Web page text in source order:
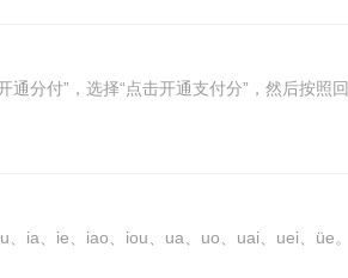
分付”，选择“点击开通支付分”，然后按照
ia、ie、iao、iou、ua、uo、uai、uei、üe。